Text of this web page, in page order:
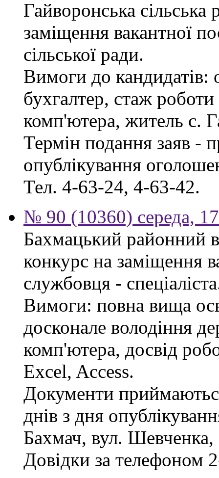
Гайворонська
заміщення вакантної
сільської ради.
Вимоги до кандидатів:
бухгалтер, стаж
комп'ютера, житель с.
Термін подання заяв -
опублікування
Тел. 4-63-24, 4-63-42.
№ 90 (10360) середа,
Бахмацький районний
конкурс на заміщення
службовця -
Вимоги: повна вища
досконале володіння
комп'ютера, досвід
Excel, Access.
Документи
днів з дня
Бахмач, вул. Шевченка,
Довідки за телефоном